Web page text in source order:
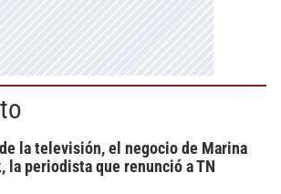
la televisión, el negocio de Marina
la periodista que renunció a TN